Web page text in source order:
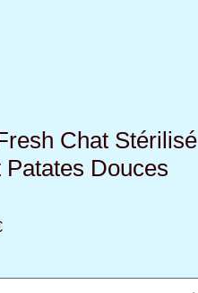
Chat Stérilisé
Patates Douces
Prix